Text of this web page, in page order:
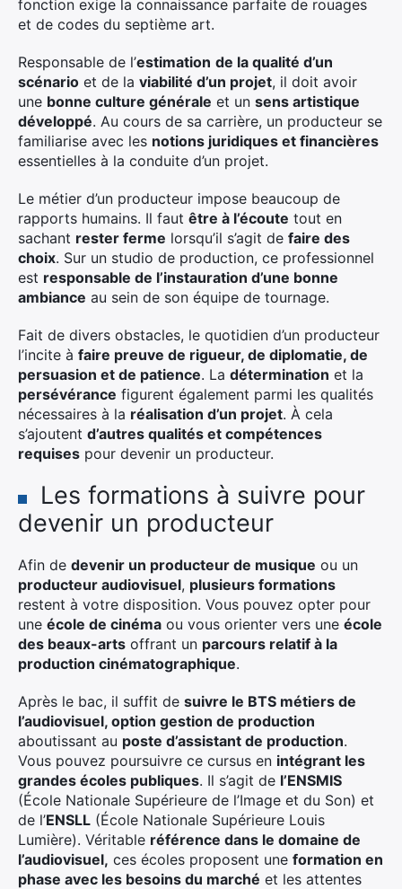
fonction exige la connaissance parfaite de rouages
et de codes du septième art.
Responsable de l’estimation de la qualité d’un
scénario et de la viabilité d’un projet, il doit avoir
une bonne culture générale et un sens artistique
développé. Au cours de sa carrière, un producteur se
familiarise avec les notions juridiques et financières
essentielles à la conduite d’un projet.
Le métier d’un producteur impose beaucoup de
rapports humains. Il faut être à l’écoute tout en
sachant rester ferme lorsqu’il s’agit de faire des
choix. Sur un studio de production, ce professionnel
est responsable de l’instauration d’une bonne
ambiance au sein de son équipe de tournage.
Fait de divers obstacles, le quotidien d’un producteur
l’incite à faire preuve de rigueur, de diplomatie, de
persuasion et de patience. La détermination et la
persévérance figurent également parmi les qualités
nécessaires à la réalisation d’un projet. À cela
s’ajoutent d’autres qualités et compétences
requises pour devenir un producteur.
Les formations à suivre pour
devenir un producteur
Afin de devenir un producteur de musique ou un
producteur audiovisuel, plusieurs formations
restent à votre disposition. Vous pouvez opter pour
une école de cinéma ou vous orienter vers une école
des beaux-arts offrant un parcours relatif à la
production cinématographique.
Après le bac, il suffit de suivre le BTS métiers de
l’audiovisuel, option gestion de production
aboutissant au poste d’assistant de production.
Vous pouvez poursuivre ce cursus en intégrant les
grandes écoles publiques. Il s’agit de l’ENSMIS
(École Nationale Supérieure de l’Image et du Son) et
de l’ENSLL (École Nationale Supérieure Louis
Lumière). Véritable référence dans le domaine de
l’audiovisuel, ces écoles proposent une formation en
phase avec les besoins du marché et les attentes